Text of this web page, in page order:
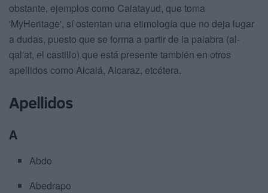
obstante, ejemplos como Calatayud, que toma
'MyHeritage', sí ostentan una etimología que no deja lugar
a dudas, puesto que se forma a partir de la palabra (al-
qal'at, el castillo) que está presente también en otros
apellidos como Alcalá, Alcaraz, etcétera.
Apellidos
A
Abdo
Abedrapo